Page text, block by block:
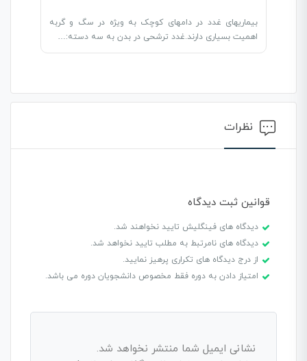
بیماریهای غدد در دامهای کوچک به ویژه در سگ و گربه
اهمیت بسیاری دارند.غدد ترشحی در بدن به سه دسته:…
نظرات
قوانین ثبت دیدگاه
دیدگاه های فینگلیش تایید نخواهند شد.
دیدگاه های نامرتبط به مطلب تایید نخواهد شد.
از درج دیدگاه های تکراری پرهیز نمایید.
امتیاز دادن به دوره فقط مخصوص دانشجویان دوره می باشد.
نشانی ایمیل شما منتشر نخواهد شد.